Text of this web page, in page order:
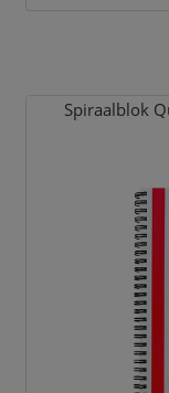
Spiraalblok